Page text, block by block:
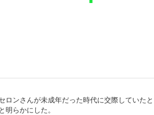
ンさんが未成年だった時代に交際していたと
らかにした。